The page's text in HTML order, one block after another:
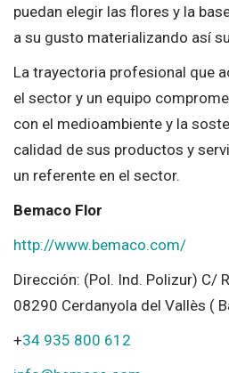
puedan elegir las flores y la
a su gusto materializando así
La trayectoria profesional que
el sector y un equipo
con el medioambiente y la
calidad de sus productos y
un referente en el sector.
Bemaco Flor
http://www.bemaco.com/
Dirección: (Pol. Ind. Polizur) C/
08290 Cerdanyola del Vallès (
+34 935 800 612